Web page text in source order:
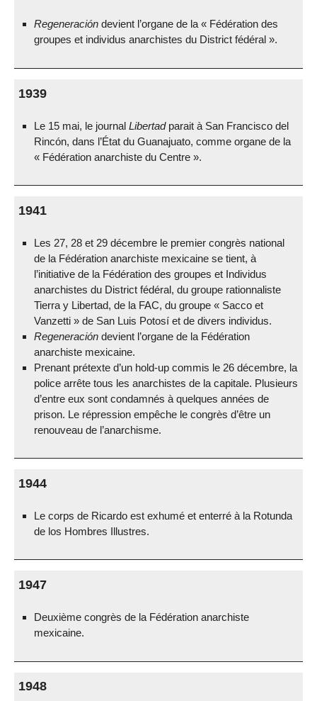
Regeneración devient l’organe de la « Fédération des
groupes et individus anarchistes du District fédéral ».
1939
Le 15 mai, le journalLibertadparait à San Francisco del
Rincón, dans l’État du Guanajuato, comme organe de la
« Fédération anarchiste du Centre ».
1941
Les 27, 28 et 29 décembre le premier congrès national
de la Fédération anarchiste mexicaine se tient, à
l’initiative de la Fédération des groupes et Individus
anarchistes du District fédéral, du groupe rationnaliste
Tierra y Libertad, de la FAC, du groupe « Sacco et
Vanzetti » de San Luis Potosí et de divers individus.
Regeneración devient l’organe de la Fédération
anarchiste mexicaine.
Prenant prétexte d’un hold-up commis le 26 décembre, la
police arrête tous les anarchistes de la capitale. Plusieurs
d’entre eux sont condamnés à quelques années de
prison. Le répression empêche le congrès d’être un
renouveau de l’anarchisme.
1944
Le corps de Ricardo est exhumé et enterré à la Rotunda
de los Hombres Illustres.
1947
Deuxième congrès de la Fédération anarchiste
mexicaine.
1948